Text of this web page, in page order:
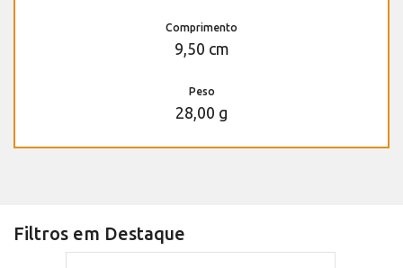
Comprimento
9,50 cm
Peso
28,00 g
Filtros em Destaque